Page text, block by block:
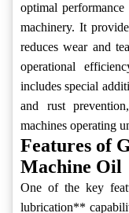
optimal
machinery. It
reduces wear and
operational
includes special
and rust
machines operating
Features of
Machine Oil
One of the key
lubrication**